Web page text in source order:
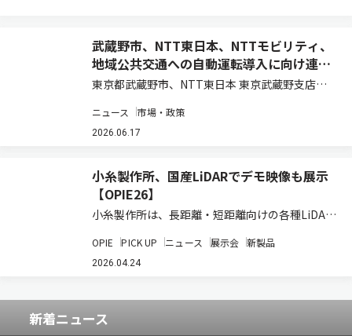
武蔵野市、NTT東日本、NTTモビリティ、
地域公共交通への自動運転導入に向け連携
協定を締結
東京都武蔵野市、NTT東日本 東京武蔵野支店、
交通への自動運転導入に向けた連携協定」を締結
した（ニュースリリース）。 今回の協定は、武蔵
ニュース 市場・政策
2026.06.17
小糸製作所、国産LiDARでデモ映像も展示
【OPIE26】
小糸製作所は、長距離・短距離向けの各種LiDAR
交えて出展した。 同社は2018年より、LiDARベ
ンチャー企業 米Cepton社と協業し、現在は短距
OPIE PICK UP ニュース 展示会 新製品
2026.04.24
新着ニュース